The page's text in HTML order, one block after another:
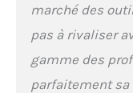
marché des
pas à rivaliser
gamme des
parfaitement